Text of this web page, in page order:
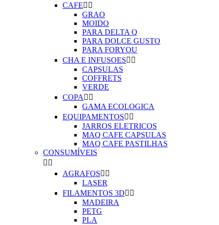
CAFE 
GRAO
MOIDO
PARA DELTA Q
PARA DOLCE GUSTO
PARA FORYOU
CHA E INFUSOES 
CAPSULAS
COFFRETS
VERDE
COPA  
GAMA ECOLOGICA
EQUIPAMENTOS 
JARROS ELETRICOS
MAQ CAFE CAPSULAS
MAQ CAFE PASTILHAS
CONSUMÍVEIS
 
AGRAFOS 
LASER
FILAMENTOS 3D 
MADEIRA
PETG
PLA